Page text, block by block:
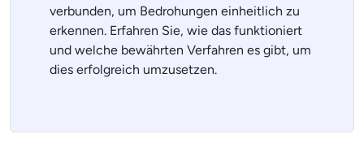
verbunden, um Bedrohungen einheitlich zu
erkennen. Erfahren Sie, wie das funktioniert
und welche bewährten Verfahren es gibt, um
dies erfolgreich umzusetzen.